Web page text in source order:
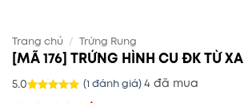
Trang chủ / Trứng Rung
[MÃ 176] TRỨNG HÌNH CU ĐK TỪ XA
5.0 (1 đánh giá)4 đã mua